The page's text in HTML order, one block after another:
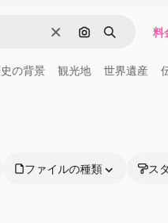
消去 画像で検索
検索 料
の背景 観光地 世界遺産
ファイルの種類 ス